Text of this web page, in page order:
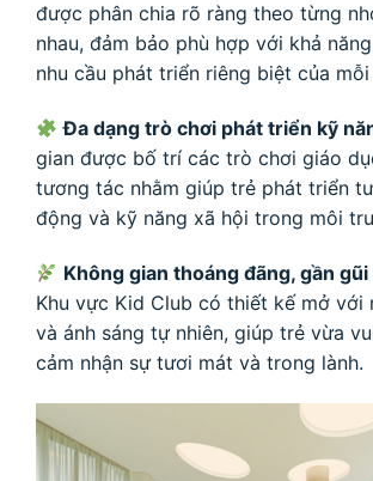
được phân chia rõ ràng theo từng
nhau, đảm bảo phù hợp với khả
nhu cầu phát triển riêng biệt của mỗi
Đa dạng trò chơi phát triển kỹ
gian được bố trí các trò chơi giáo
tương tác nhằm giúp trẻ phát triển
động và kỹ năng xã hội trong môi
Không gian thoáng đãng, gần
Khu vực Kid Club có thiết kế mở với
và ánh sáng tự nhiên, giúp trẻ vừa
cảm nhận sự tươi mát và trong lành.